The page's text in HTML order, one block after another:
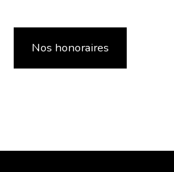
Nos honoraires